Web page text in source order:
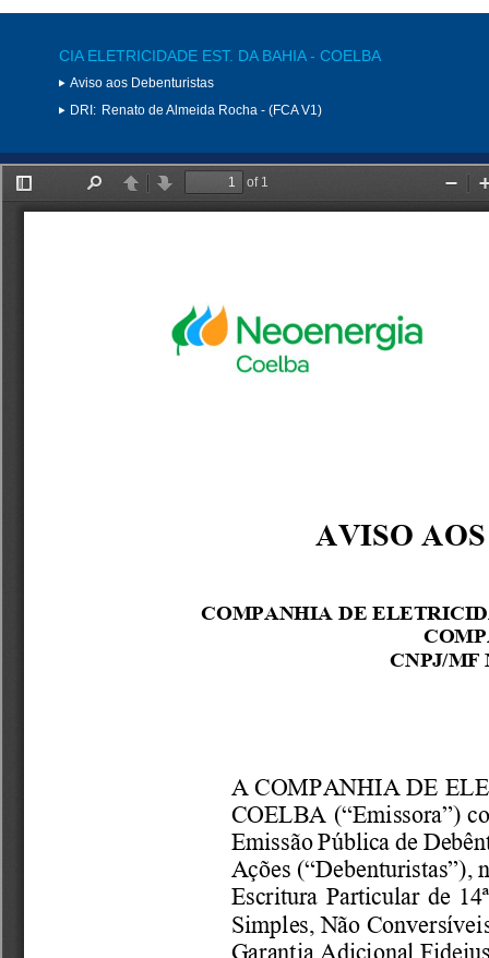
CIA ELETRICIDADE EST. DA BAHIA - COELBA
Aviso aos Debenturistas
DRI: Renato de Almeida Rocha - (FCA V1)